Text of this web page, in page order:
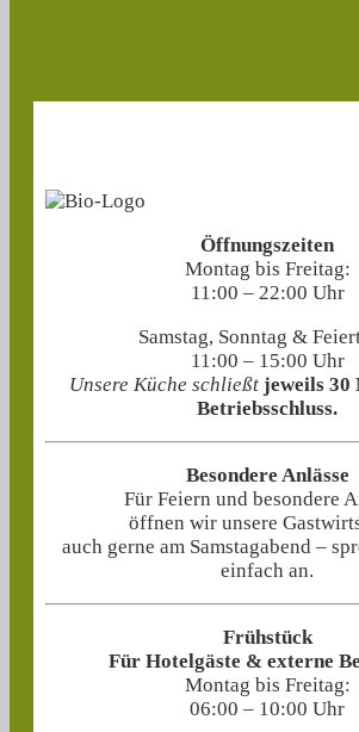
Öffnungszeiten
Montag bis Freitag:
11:00 – 22:00 Uhr
Samstag, Sonntag &
11:00 – 15:00 Uhr
Unsere Küche schließt jeweils 30
Betriebsschluss.
Besondere Anlässe
Für Feiern und besondere
öffnen wir unsere
auch gerne am Samstagabend –
einfach an.
Frühstück
Für Hotelgäste & externe
Montag bis Freitag:
06:00 – 10:00 Uhr